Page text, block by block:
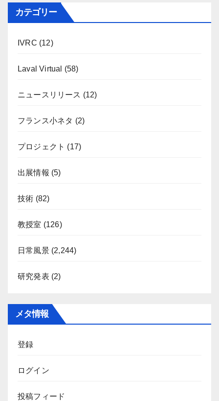
カテゴリー
IVRC (12)
Laval Virtual (58)
ニュースリリース (12)
フランス小ネタ (2)
プロジェクト (17)
出展情報 (5)
技術 (82)
教授室 (126)
日常風景(2,244)
研究発表 (2)
メタ情報
登録
ログイン
投稿フィード